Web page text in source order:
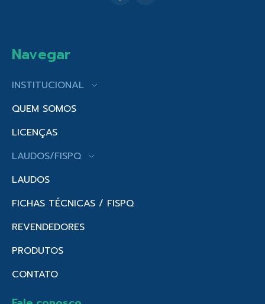
Navegar
INSTITUCIONAL
QUEM SOMOS
LICENÇAS
LAUDOS/FISPQ
LAUDOS
FICHAS TÉCNICAS / FISPQ
REVENDEDORES
PRODUTOS
CONTATO